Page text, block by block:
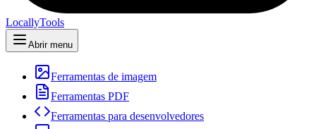
LocallyTools
Abrir menu
Ferramentas de imagem
Ferramentas PDF
Ferramentas para desenvolvedores